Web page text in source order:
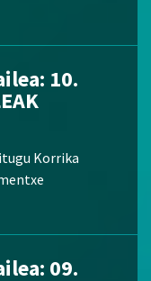
10.
Korrika
09.